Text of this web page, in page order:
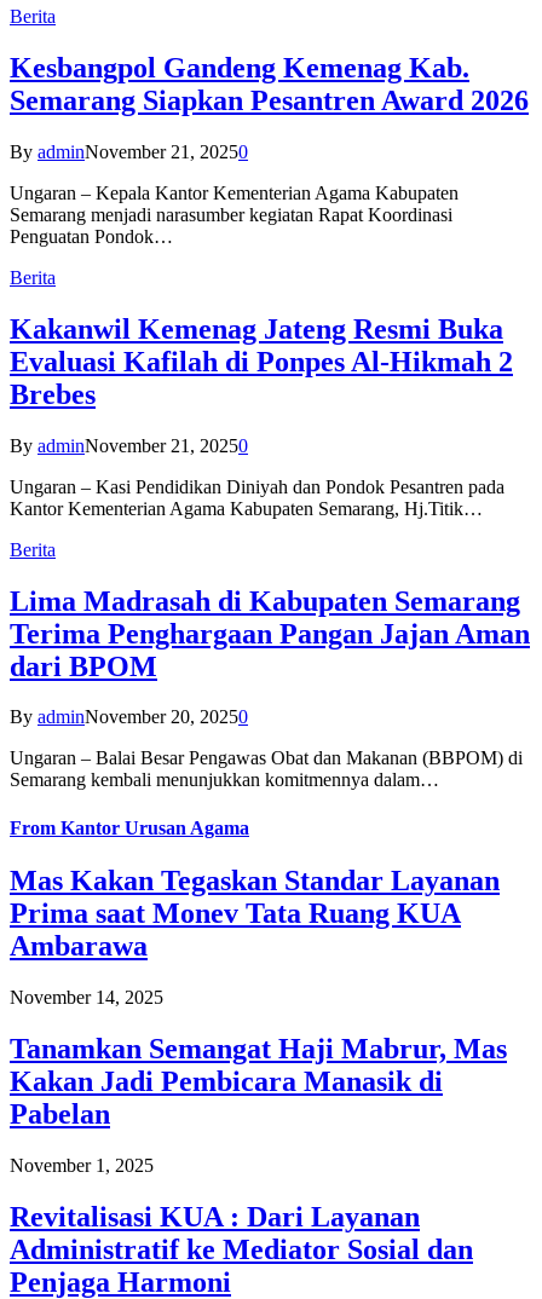
Berita
Kesbangpol Gandeng Kemenag Kab.
Semarang Siapkan Pesantren Award 2026
By adminNovember 21, 20250
Ungaran – Kepala Kantor Kementerian Agama Kabupaten
Semarang menjadi narasumber kegiatan Rapat Koordinasi
Penguatan Pondok…
Berita
Kakanwil Kemenag Jateng Resmi Buka
Evaluasi Kafilah di Ponpes Al-Hikmah 2
Brebes
By adminNovember 21, 20250
Ungaran – Kasi Pendidikan Diniyah dan Pondok Pesantren pada
Kantor Kementerian Agama Kabupaten Semarang, Hj.Titik…
Berita
Lima Madrasah di Kabupaten Semarang
Terima Penghargaan Pangan Jajan Aman
dari BPOM
By adminNovember 20, 20250
Ungaran – Balai Besar Pengawas Obat dan Makanan (BBPOM) di
Semarang kembali menunjukkan komitmennya dalam…
From Kantor Urusan Agama
Mas Kakan Tegaskan Standar Layanan
Prima saat Monev Tata Ruang KUA
Ambarawa
November 14, 2025
Tanamkan Semangat Haji Mabrur, Mas
Kakan Jadi Pembicara Manasik di
Pabelan
November 1, 2025
Revitalisasi KUA : Dari Layanan
Administratif ke Mediator Sosial dan
Penjaga Harmoni